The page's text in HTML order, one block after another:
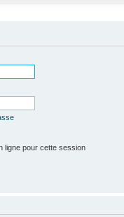
ligne pour cette session